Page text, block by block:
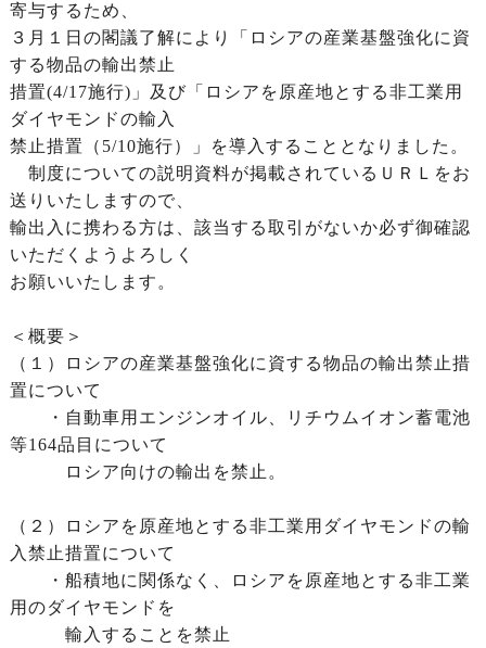
寄与するため、
３月１日の閣議了解により「ロシアの産業基盤強化に資
する物品の輸出禁止
措置(4/17施行)」及び「ロシアを原産地とする非工業用
ダイヤモンドの輸入
禁止措置（5/10施行）」を導入することとなりました。
制度についての説明資料が掲載されているＵＲＬをお
送りいたしますので、
輸出入に携わる方は、該当する取引がないか必ず御確認
いただくようよろしく
お願いいたします。
＜概要＞
（１）ロシアの産業基盤強化に資する物品の輸出禁止措
置について
・自動車用エンジンオイル、リチウムイオン蓄電池
等164品目について
ロシア向けの輸出を禁止。
（２）ロシアを原産地とする非工業用ダイヤモンドの輸
入禁止措置について
・船積地に関係なく、ロシアを原産地とする非工業
用のダイヤモンドを
輸入することを禁止